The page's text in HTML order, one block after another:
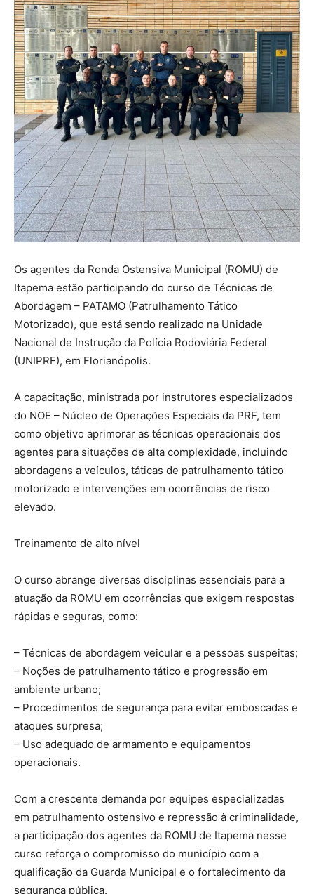
Os agentes da Ronda Ostensiva Municipal (ROMU) de
Itapema estão participando do curso de Técnicas de
Abordagem – PATAMO (Patrulhamento Tático
Motorizado), que está sendo realizado na Unidade
Nacional de Instrução da Polícia Rodoviária Federal
(UNIPRF), em Florianópolis.
A capacitação, ministrada por instrutores especializados
do NOE – Núcleo de Operações Especiais da PRF, tem
como objetivo aprimorar as técnicas operacionais dos
agentes para situações de alta complexidade, incluindo
abordagens a veículos, táticas de patrulhamento tático
motorizado e intervenções em ocorrências de risco
elevado.
Treinamento de alto nível
O curso abrange diversas disciplinas essenciais para a
atuação da ROMU em ocorrências que exigem respostas
rápidas e seguras, como:
– Técnicas de abordagem veicular e a pessoas suspeitas;
– Noções de patrulhamento tático e progressão em
ambiente urbano;
– Procedimentos de segurança para evitar emboscadas e
ataques surpresa;
– Uso adequado de armamento e equipamentos
operacionais.
Com a crescente demanda por equipes especializadas
em patrulhamento ostensivo e repressão à criminalidade,
a participação dos agentes da ROMU de Itapema nesse
curso reforça o compromisso do município com a
qualificação da Guarda Municipal e o fortalecimento da
segurança pública.